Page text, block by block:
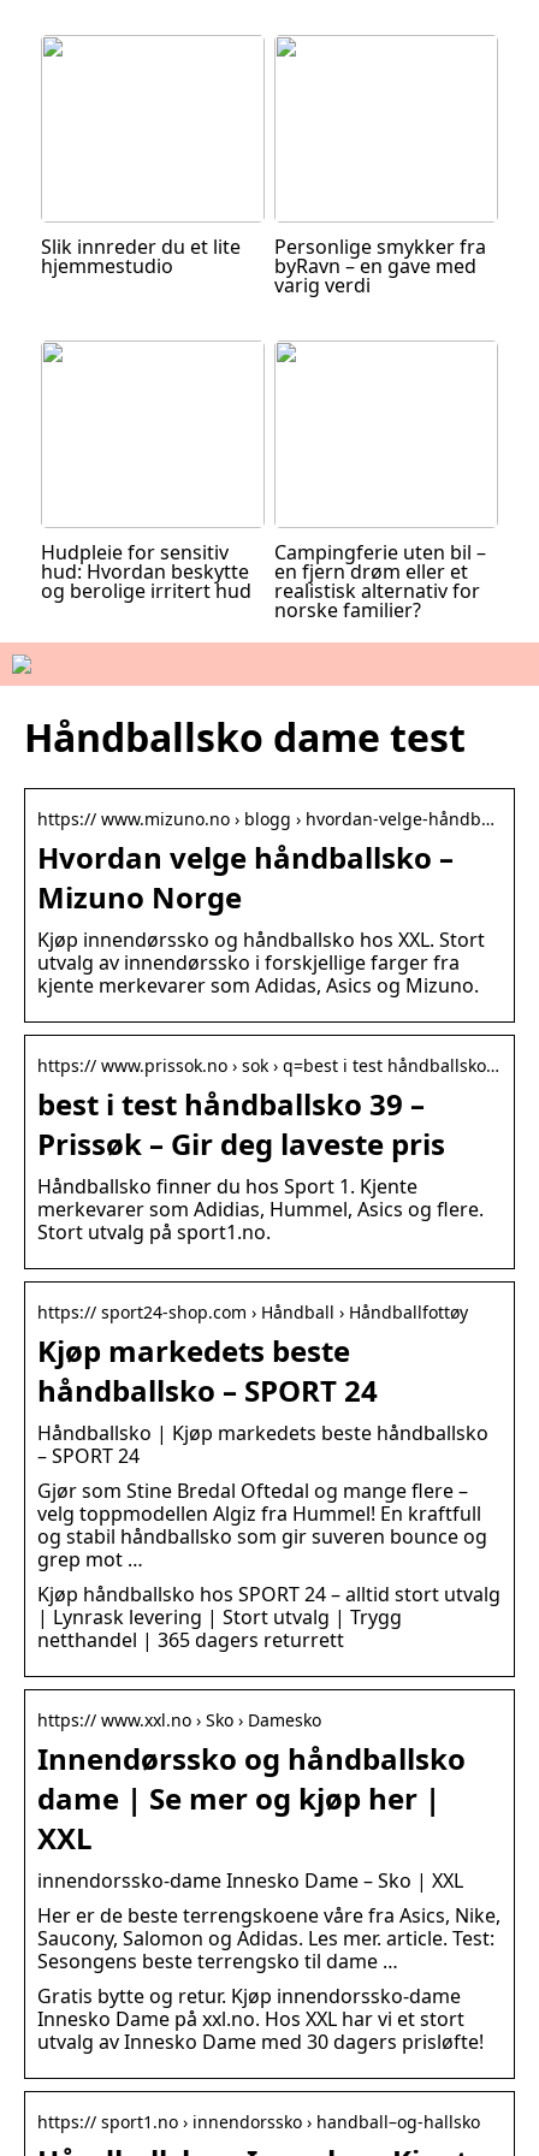
Slik innreder du et lite
hjemmestudio
Personlige smykker fra
byRavn – en gave med
varig verdi
Hudpleie for sensitiv
hud: Hvordan beskytte
og berolige irritert hud
Campingferie uten bil –
en fjern drøm eller et
realistisk alternativ for
norske familier?
Håndballsko dame test
https:// www.mizuno.no › blogg › hvordan-velge-håndb…
Hvordan velge håndballsko –
Mizuno Norge
Kjøp innendørssko og håndballsko hos XXL. Stort
utvalg av innendørssko i forskjellige farger fra
kjente merkevarer som Adidas, Asics og Mizuno.
https:// www.prissok.no › sok › q=best i test håndballsko…
best i test håndballsko 39 –
Prissøk – Gir deg laveste pris
Håndballsko finner du hos Sport 1. Kjente
merkevarer som Adidias, Hummel, Asics og flere.
Stort utvalg på sport1.no.
https:// sport24-shop.com › Håndball › Håndballfottøy
Kjøp markedets beste
håndballsko – SPORT 24
Håndballsko | Kjøp markedets beste håndballsko
– SPORT 24
Gjør som Stine Bredal Oftedal og mange flere –
velg toppmodellen Algiz fra Hummel! En kraftfull
og stabil håndballsko som gir suveren bounce og
grep mot …
Kjøp håndballsko hos SPORT 24 – alltid stort utvalg
| Lynrask levering | Stort utvalg | Trygg
netthandel | 365 dagers returrett
https:// www.xxl.no › Sko › Damesko
Innendørssko og håndballsko
dame | Se mer og kjøp her |
XXL
innendorssko-dame Innesko Dame – Sko | XXL
Her er de beste terrengskoene våre fra Asics, Nike,
Saucony, Salomon og Adidas. Les mer. article. Test:
Sesongens beste terrengsko til dame …
Gratis bytte og retur. Kjøp innendorssko-dame
Innesko Dame på xxl.no. Hos XXL har vi et stort
utvalg av Innesko Dame med 30 dagers prisløfte!
https:// sport1.no › innendorssko › handball–og-hallsko